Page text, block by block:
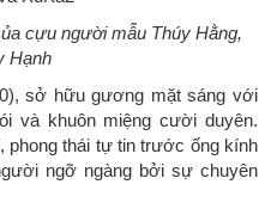
cựu người mẫu Thúy Hằng,
Hạnh
sở hữu gương mặt sáng với
và khuôn miệng cười duyên.
phong thái tự tin trước ống kính
ngỡ ngàng bởi sự chuyên